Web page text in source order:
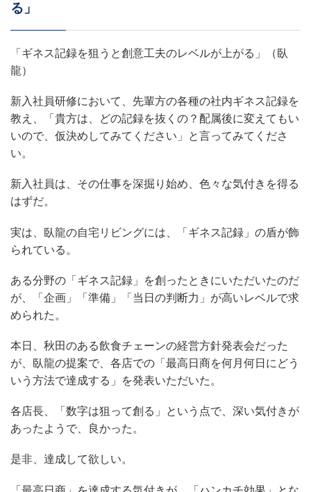
る」
「ギネス記録を狙うと創意工夫のレベルが上がる」（臥
龍）
新入社員研修において、先輩方の各種の社内ギネス記録を
教え、「貴方は、どの記録を抜くの？配属後に変えてもい
いので、仮決めしてみてください」と言ってみてくださ
い。
新入社員は、その仕事を深掘り始め、色々な気付きを得る
はずだ。
実は、臥龍の自宅リビングには、「ギネス記録」の盾が飾
られている。
ある分野の「ギネス記録」を創ったときにいただいたのだ
が、「企画」「準備」「当日の判断力」が高いレベルで求
められた。
本日、秋田のある飲食チェーンの経営方針発表会だった
が、臥龍の提案で、各店での「最高日商を何月何日にどう
いう方法で達成する」を発表いただいた。
各店長、「数字は狙って創る」という点で、深い気付きが
あったようで、良かった。
是非、達成して欲しい。